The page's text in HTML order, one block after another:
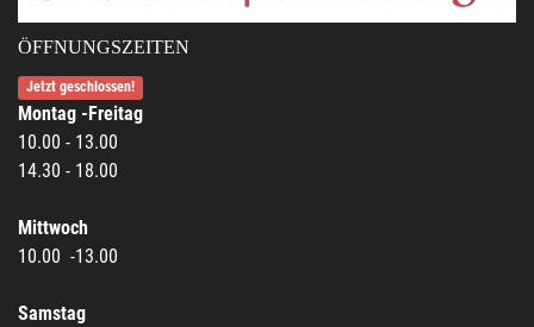
ÖFFNUNGSZEITEN
Jetzt geschlossen!
Montag -Freitag
10.00 - 13.00
14.30 - 18.00
Mittwoch
10.00 -13.00
Samstag